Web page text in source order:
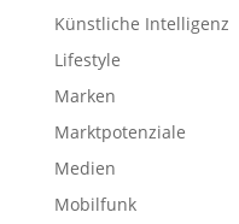
Künstliche Intelligenz
Lifestyle
Marken
Marktpotenziale
Medien
Mobilfunk